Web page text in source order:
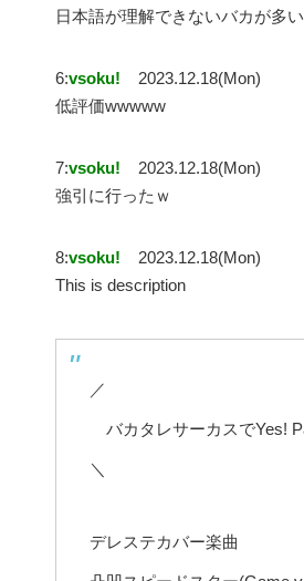
日本語が理解できないバカが多
6:vsoku!
2023.12.18(Mon)
低評価wwwww
7:vsoku!
2023.12.18(Mon)
強引に行ったｗ
8:vsoku!
2023.12.18(Mon)
This is description
／
バカタレサーカスでYes!
＼
デレステカバー楽曲